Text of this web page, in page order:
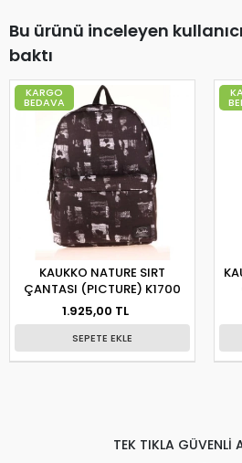
Bu ürünü inceleyen
baktı
KARGO
BEDAVA
KAUKKO NATURE SIRT
ÇANTASI (PICTURE) K1700
1.925,00 TL
SEPETE EKLE
TEK TIKLA GÜVENLİ